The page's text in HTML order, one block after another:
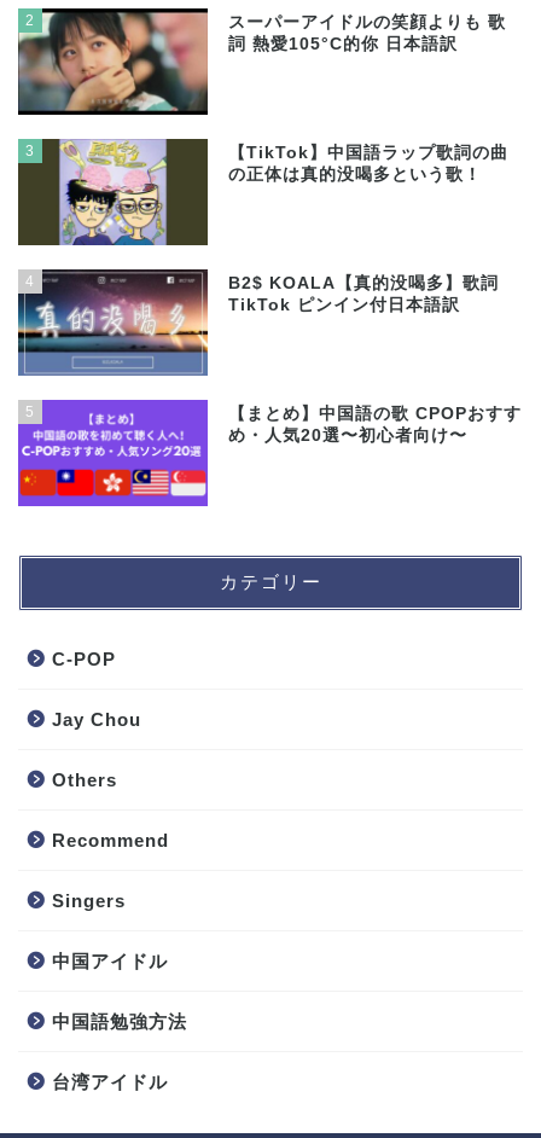
2
スーパーアイドルの笑顔よりも 歌
詞 熱愛105°C的你 日本語訳
3
【TikTok】中国語ラップ歌詞の曲
の正体は真的没喝多という歌！
4
B2$ KOALA【真的没喝多】歌詞
TikTok ピンイン付日本語訳
5
【まとめ】中国語の歌 CPOPおすす
め・人気20選〜初心者向け〜
カテゴリー
C-POP
Jay Chou
Others
Recommend
Singers
中国アイドル
中国語勉強方法
台湾アイドル